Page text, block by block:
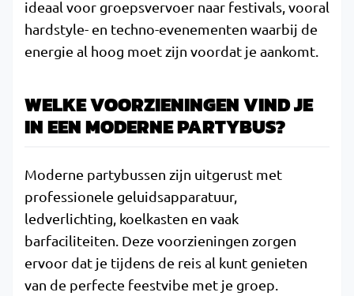
ideaal voor groepsvervoer naar festivals, vooral
hardstyle- en techno-evenementen waarbij de
energie al hoog moet zijn voordat je aankomt.
WELKE VOORZIENINGEN VIND JE
IN EEN MODERNE PARTYBUS?
Moderne partybussen zijn uitgerust met
professionele geluidsapparatuur,
ledverlichting, koelkasten en vaak
barfaciliteiten. Deze voorzieningen zorgen
ervoor dat je tijdens de reis al kunt genieten
van de perfecte feestvibe met je groep.